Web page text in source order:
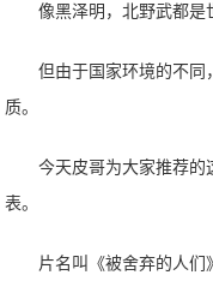
像黑泽明，北野武都是
但由于国家环境的不同
质。
今天皮哥为大家推荐
表。
片名叫《被舍弃的人们》